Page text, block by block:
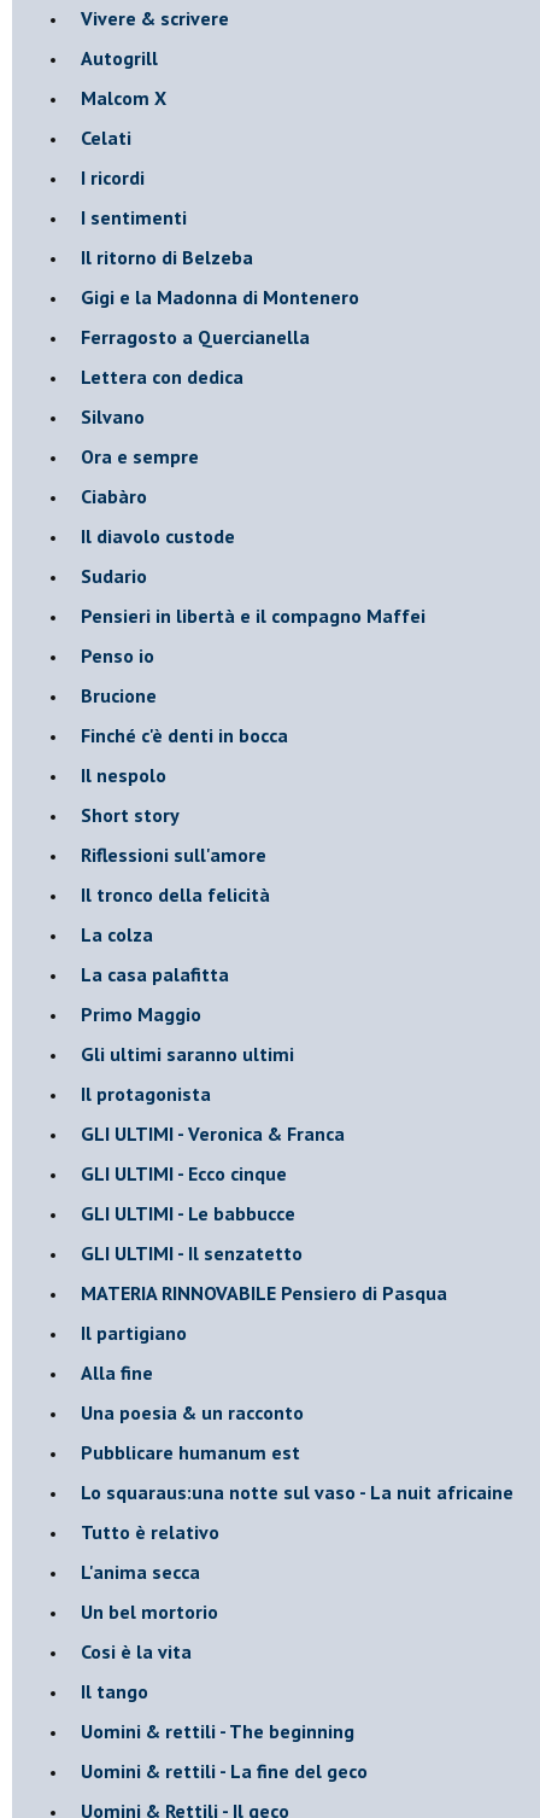
Vivere & scrivere
Autogrill
Malcom X
Celati
I ricordi
I sentimenti
Il ritorno di Belzeba
Gigi e la Madonna di Montenero
Ferragosto a Quercianella
Lettera con dedica
Silvano
Ora e sempre
Ciabàro
Il diavolo custode
Sudario
Pensieri in libertà e il compagno Maffei
Penso io
Brucione
Finché c'è denti in bocca
Il nespolo
Short story
Riflessioni sull'amore
Il tronco della felicità
La colza
La casa palafitta
Primo Maggio
Gli ultimi saranno ultimi
Il protagonista
GLI ULTIMI - Veronica & Franca
GLI ULTIMI - Ecco cinque
GLI ULTIMI - Le babbucce
GLI ULTIMI - Il senzatetto
MATERIA RINNOVABILE Pensiero di Pasqua
Il partigiano
Alla fine
Una poesia & un racconto
Pubblicare humanum est
Lo squaraus:una notte sul vaso - La nuit africaine
Tutto è relativo
L'anima secca
Un bel mortorio
Cosi è la vita
Il tango
​Uomini & rettili - The beginning
​Uomini & rettili - La fine del geco
Uomini & Rettili - Il geco